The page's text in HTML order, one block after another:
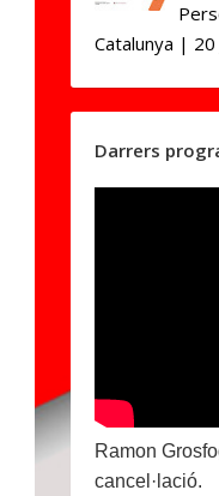
Catalunya | 20
Darrers
Ramon
cancel·lació.